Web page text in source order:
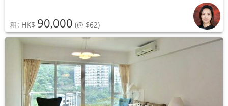
租: HK$ 90,000 (@ $62)